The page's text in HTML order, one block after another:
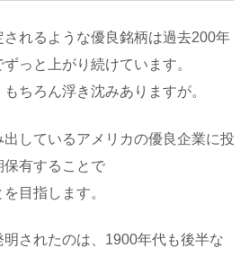
れるような優良銘柄は過去200年
っと上がり続けています。
ちろん浮き沈みありますが。
しているアメリカの優良企業に投
保有することで
目指します。
されたのは、1900年代も後半な